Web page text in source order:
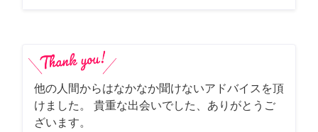
他の人間からはなかなか聞けないアドバイスを頂
けました。 貴重な出会いでした、ありがとうご
ざいます。